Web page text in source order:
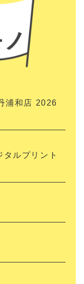
浦和店 2026
タルプリント